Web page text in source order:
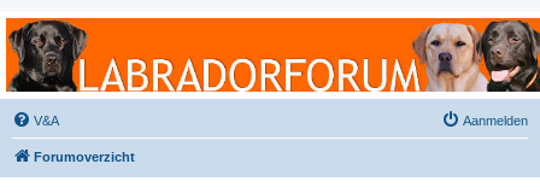
Labradorforum
Het gezelligste Labradorforum van Nederland en België!
V&A Aanmelden
Forumoverzicht